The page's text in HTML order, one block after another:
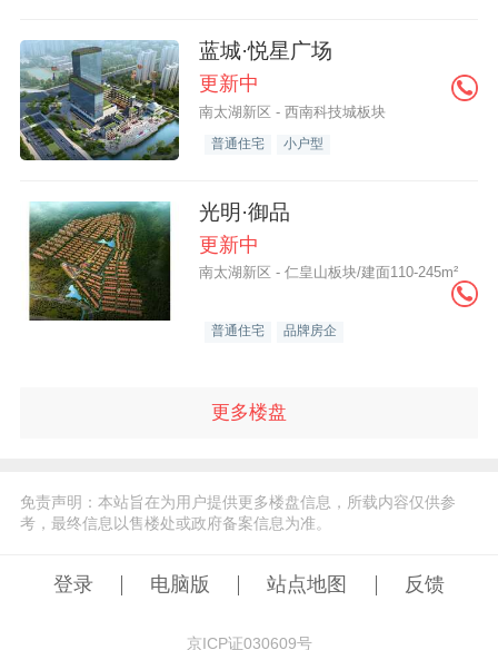
蓝城·悦星广场
更新中
南太湖新区 - 西南科技城板块
普通住宅 小户型
光明·御品
更新中
南太湖新区 - 仁皇山板块/建面110-245m²
普通住宅 品牌房企
更多楼盘
免责声明：本站旨在为用户提供更多楼盘信息，所载内容仅供参
考，最终信息以售楼处或政府备案信息为准。
登录 电脑版 站点地图 反馈
京ICP证030609号